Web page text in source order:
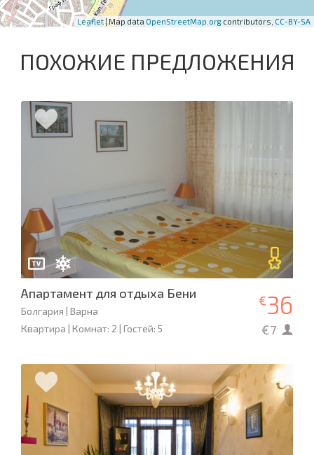
Leaflet| Map data OpenStreetMap.org contributors, CC-BY-SA
ПОХОЖИЕ ПРЕДЛОЖЕНИЯ
Апартамент для отдыха Бени
Болгария | Варна
Квартира | Комнат: 2 | Гостей: 5
€36
€7